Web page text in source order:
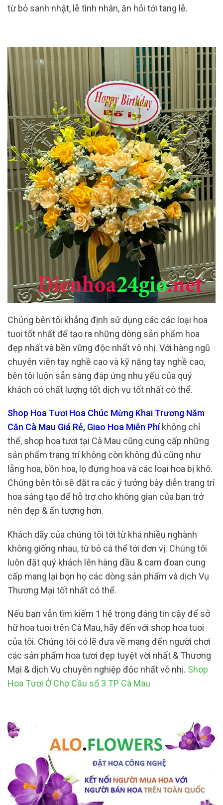
từ bỏ sanh nhật, lễ tình nhân, ăn hỏi tới tang lễ.
Chúng bên tôi khẳng định sử dụng các các loại hoa
tuoi tốt nhất để tạo ra những dòng sản phẩm hoa
đẹp nhất và bền vững độc nhất vô nhị. Với hàng ngũ
chuyên viên tay nghề cao và kỹ năng tay nghề cao,
bên tôi luôn sẵn sàng đáp ứng nhu yếu của quý
khách có chất lượng tốt dịch vụ tốt nhất có thể.
Shop Hoa Tươi Hoa Chúc Mừng Khai Trương Năm
Căn Cà Mau Giá Rẻ, Giao Hoa Miễn Phíkhông chỉ
thế, shop hoa tươi tại Cà Mau cũng cung cấp những
sản phẩm trang trí không còn không đủ cũng như
lẵng hoa, bồn hoa, lọ đựng hoa và các loại hoa bị khô.
Chúng bên tôi sẽ đặt ra các ý tưởng bày diễn trang trí
hoa sáng tạo để hỗ trợ cho không gian của bạn trở
nên đẹp & ấn tượng hơn.
Khách dãy của chúng tôi tới từ khá nhiều nghành
không giống nhau, từ bỏ cá thể tới đơn vị. Chúng tôi
luôn đặt quý khách lên hàng đầu & cam đoan cung
cấp mang lại bọn họ các dòng sản phẩm và dịch Vụ
Thương Mại tốt nhất có thể.
Nếu bạn vẫn tìm kiếm 1 hệ trọng đáng tin cậy để sở
hữ hoa tuoi trên Cà Mau, hãy đến với shop hoa tuoi
của tôi. Chúng tôi có lẽ đưa về mang đến người chơi
các sản phẩm hoa tươi đẹp tuyệt vời nhất & Thương
Mại & dịch Vụ chuyên nghiệp độc nhất vô nhị. Shop
Hoa Tươi Ở Chợ Cầu số 3 TP Cà Mau